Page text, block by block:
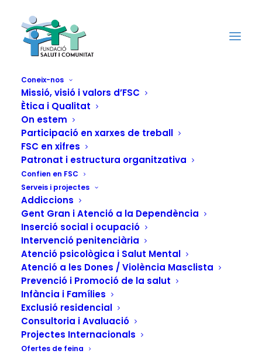
Coneix-nos
Missió, visió i valors d’FSC
Ètica i Qualitat
On estem
Participació en xarxes de treball
FSC en xifres
Patronat i estructura organitzativa
Confien en FSC
Serveis i projectes
Addiccions
Gent Gran i Atenció a la Dependència
Inserció social i ocupació
Intervenció penitenciària
Atenció psicològica i Salut Mental
Atenció a les Dones / Violència Masclista
Prevenció i Promoció de la salut
Infància i Famílies
Exclusió residencial
Consultoria i Avaluació
Projectes Internacionals
Ofertes de feina
El Projecte Malva de
FSC organitza a
Madrid una nova
edició del curs de
formació per a
professionals sobre
perspectiva de
gènere i drogues
amb el suport del
PNSD